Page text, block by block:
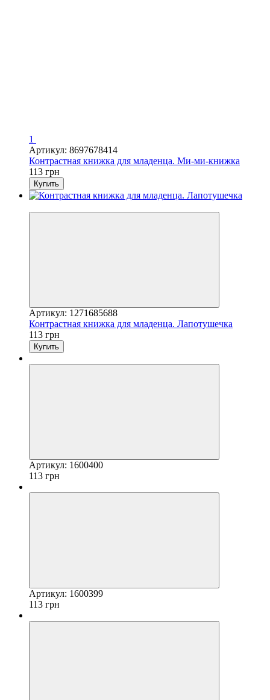
1
Артикул: 8697678414
Контрастная книжка для младенца. Ми-ми-книжка
113 грн
Купить
Артикул: 1271685688
Контрастная книжка для младенца. Лапотушечка
113 грн
Купить
Артикул: 1600400
113 грн
Артикул: 1600399
113 грн